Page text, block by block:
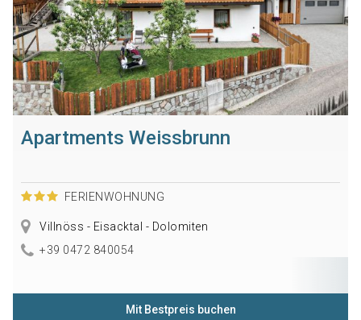
Apartments Weissbrunn
FERIENWOHNUNG
Villnöss - Eisacktal - Dolomiten
+39 0472 840054
Mit Bestpreis buchen